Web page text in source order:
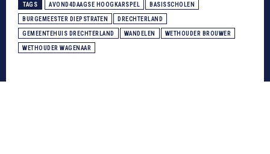
TAGS AVOND4DAAGSE HOOGKARSPEL BASISSCHOLEN
BURGEMEESTER DIEPSTRATEN DRECHTERLAND
GEMEENTEHUIS DRECHTERLAND WANDELEN WETHOUDER BROUWER
WETHOUDER WAGENAAR